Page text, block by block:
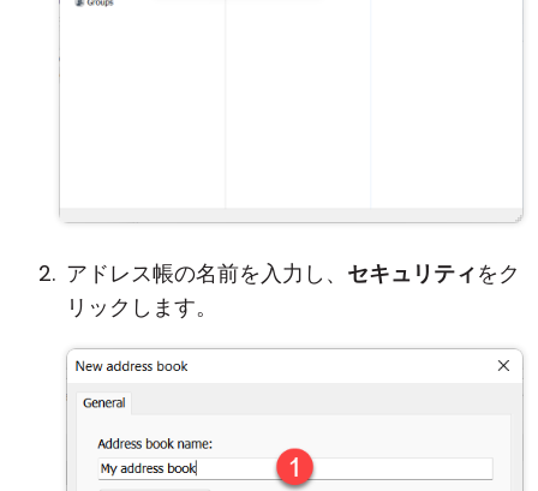
アドレス帳の名前を入力し、 セキュリティをク
リックします。